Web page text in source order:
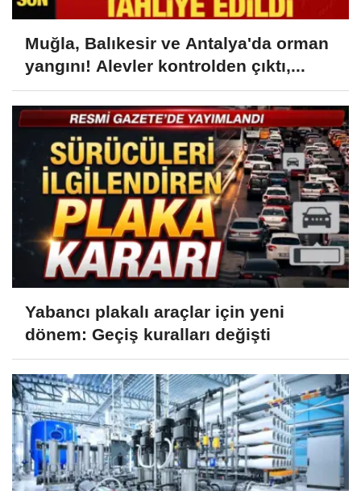
Muğla, Balıkesir ve Antalya'da orman
yangını! Alevler kontrolden çıktı,...
Yabancı plakalı araçlar için yeni
dönem: Geçiş kuralları değişti